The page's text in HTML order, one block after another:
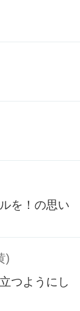
を！の思い
)
つようにし